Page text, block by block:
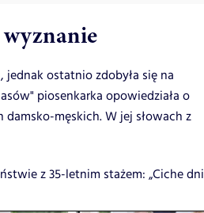
wyznanie
ostatnio zdobyła się na
piosenkarka opowiedziała o
męskich. W jej słowach z
z 35-letnim stażem: „Ciche dni